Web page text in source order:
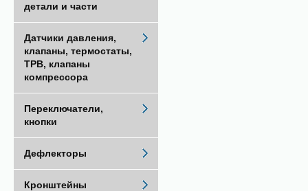
детали и части
Датчики давления,
клапаны, термостаты,
ТРВ, клапаны
компрессора
Переключатели,
кнопки
Дефлекторы
Кронштейны